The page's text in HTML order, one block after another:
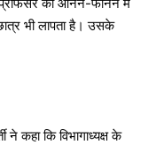
भी लापता है। उसके
ने कहा कि विभागाध्यक्ष के